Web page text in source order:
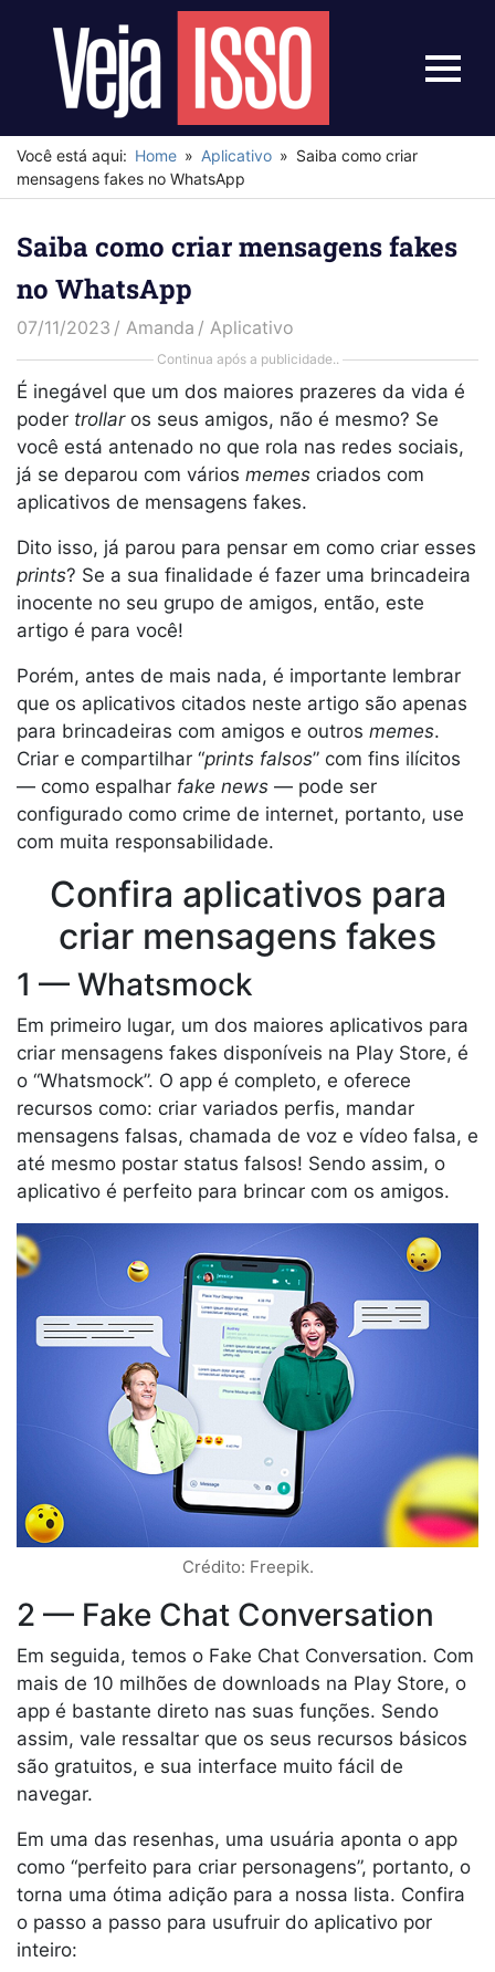
content
Veja
Isso
Menu
Você está aqui: Home Aplicativo
Saiba como criar
mensagens fakes no WhatsApp
Saiba como criar mensagens fakes
no WhatsApp
07/11/2023 Amanda Aplicativo
Continua após a publicidade..
É inegável que um dos maiores prazeres da vida é
poder trollaros seus amigos, não é mesmo? Se
você está antenado no que rola nas redes sociais,
já se deparou com vários memes criados com
aplicativos de mensagens fakes.
Dito isso, já parou para pensar em como criar esses
prints? Se a sua finalidade é fazer uma brincadeira
inocente no seu grupo de amigos, então, este
artigo é para você!
Porém, antes de mais nada, é importante lembrar
que os aplicativos citados neste artigo são apenas
para brincadeiras com amigos e outros memes.
Criar e compartilhar “prints falsos” com fins ilícitos
— como espalhar fake news — pode ser
configurado como crime de internet, portanto, use
com muita responsabilidade.
Confira aplicativos para
criar mensagens fakes
1 — Whatsmock
Em primeiro lugar, um dos maiores aplicativos para
criar mensagens fakes disponíveis na Play Store, é
o “Whatsmock”. O app é completo, e oferece
recursos como: criar variados perfis, mandar
mensagens falsas, chamada de voz e vídeo falsa, e
até mesmo postar status falsos! Sendo assim, o
aplicativo é perfeito para brincar com os amigos.
Crédito: Freepik.
2 — Fake Chat Conversation
Em seguida, temos o Fake Chat Conversation. Com
mais de 10 milhões de downloads na Play Store, o
app é bastante direto nas suas funções. Sendo
assim, vale ressaltar que os seus recursos básicos
são gratuitos, e sua interface muito fácil de
navegar.
Em uma das resenhas, uma usuária aponta o app
como “perfeito para criar personagens”, portanto, o
torna uma ótima adição para a nossa lista. Confira
o passo a passo para usufruir do aplicativo por
inteiro: